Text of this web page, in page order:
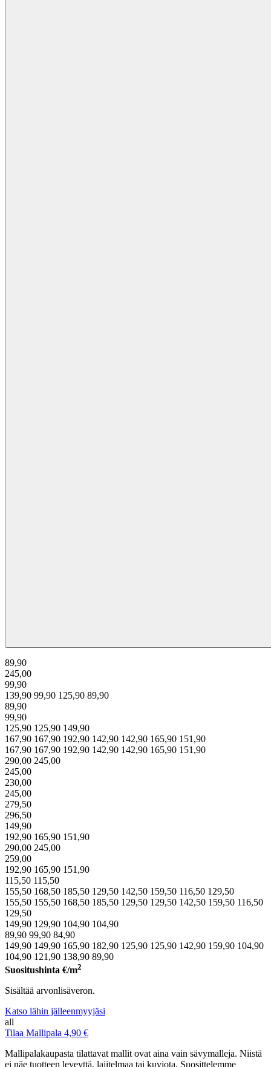
89,90
245,00
99,90
139,90 99,90 125,90 89,90
89,90
99,90
125,90 125,90 149,90
167,90 167,90 192,90 142,90 142,90 165,90 151,90
167,90 167,90 192,90 142,90 142,90 165,90 151,90
290,00 245,00
245,00
230,00
245,00
279,50
296,50
149,90
192,90 165,90 151,90
290,00 245,00
259,00
192,90 165,90 151,90
115,50 115,50
155,50 168,50 185,50 129,50 142,50 159,50 116,50 129,50
155,50 155,50 168,50 185,50 129,50 129,50 142,50 159,50 116,50
129,50
149,90 129,90 104,90 104,90
89,90 99,90 84,90
149,90 149,90 165,90 182,90 125,90 125,90 142,90 159,90 104,90
104,90 121,90 138,90 89,90
Suositushinta €/m2
Sisältää arvonlisäveron.
Katso lähin jälleenmyyjäsi
all
Tilaa Mallipala 4,90 €
Mallipalakaupasta tilattavat mallit ovat aina vain sävymalleja. Niistä
ei näe tuotteen leveyttä, lajitelmaa tai kuviota. Suosittelemme